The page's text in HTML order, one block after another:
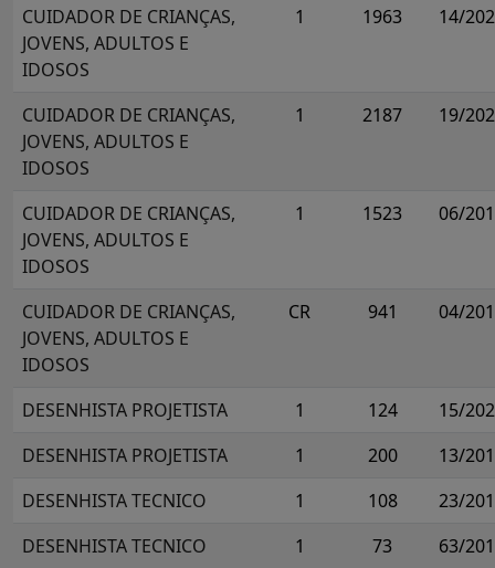
CUIDADOR DE CRIANÇAS,
JOVENS, ADULTOS E
IDOSOS
1 1963 14/
CUIDADOR DE CRIANÇAS,
JOVENS, ADULTOS E
IDOSOS
1 2187 19/
CUIDADOR DE CRIANÇAS,
JOVENS, ADULTOS E
IDOSOS
1 1523 06/
CUIDADOR DE CRIANÇAS,
JOVENS, ADULTOS E
IDOSOS
CR 941 04/
DESENHISTA PROJETISTA 1 124
15/
DESENHISTA PROJETISTA
1 200
13/
DESENHISTA TECNICO
1 108
23/
DESENHISTA TECNICO
1 73 63/